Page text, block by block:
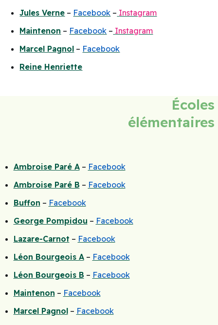
Jules Verne – Facebook – Instagram
Maintenon – Facebook – Instagram
Marcel Pagnol – Facebook
Reine Henriette
Écoles
élémentaires
Ambroise Paré A– Facebook
Ambroise Paré B – Facebook
Buffon – Facebook
George Pompidou – Facebook
Lazare-Carnot – Facebook
Léon Bourgeois A– Facebook
Léon Bourgeois B – Facebook
Maintenon – Facebook
Marcel Pagnol– Facebook